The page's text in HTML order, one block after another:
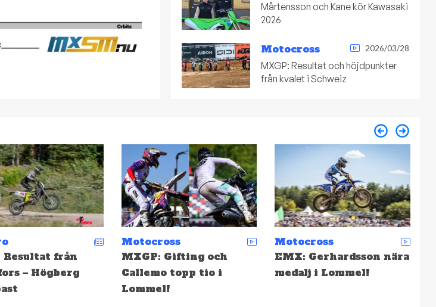
Mårtensson och Kane kör Kawasaki
2026
Motocross 2026/03/28
MXGP: Resultat och höjdpunkter
från kvalet i Schweiz
Gifting och
topp tio i
Motocross
EMX: Gerhardsson nära
medalj i Lommel!
Enduro
Depåsnack: 31. Torsk på
Tallinn